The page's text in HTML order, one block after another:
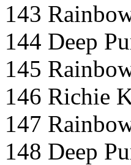
143
144 Deep
145
146 Richie
147
148 Deep